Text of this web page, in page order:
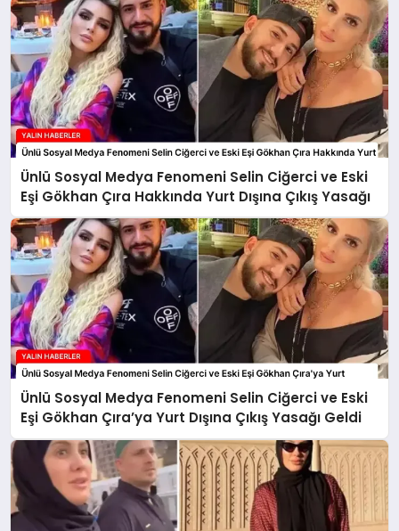
Ünlü Sosyal Medya Fenomeni Selin Ciğerci ve Eski
Eşi Gökhan Çıra Hakkında Yurt Dışına Çıkış Yasağı
Ünlü Sosyal Medya Fenomeni Selin Ciğerci ve Eski
Eşi Gökhan Çıra’ya Yurt Dışına Çıkış Yasağı Geldi